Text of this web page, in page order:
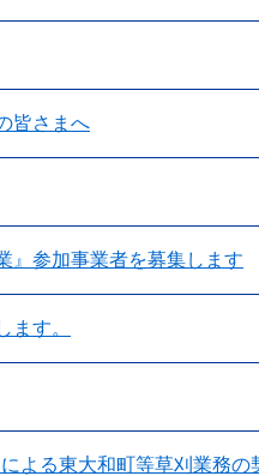
皆さまへ
』参加事業者を募集します
ます。
よる東大和町等草刈業務の